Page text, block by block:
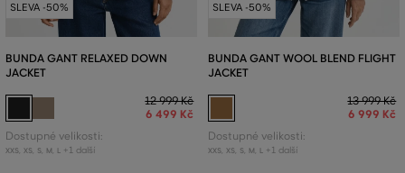
SLEVA -50%
BUNDA GANT RELAXED DOWN
JACKET
12 999 Kč
6 499 Kč
Dostupné velikosti:
XXS, XS, S, M L +1 další
SLEVA -50%
BUNDA GANT WOOL BLEND FLIGHT
JACKET
13 999 Kč
6 999 Kč
Dostupné velikosti:
XXS, XS, S, M L +1 další